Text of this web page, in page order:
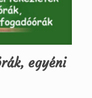
egyéni